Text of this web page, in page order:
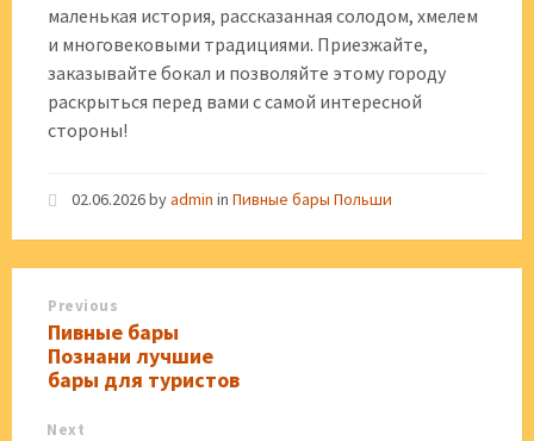
маленькая история, рассказанная солодом, хмелем
и многовековыми традициями. Приезжайте,
заказывайте бокал и позволяйте этому городу
раскрыться перед вами с самой интересной
стороны!
02.06.2026byadmin in Пивные бары Польши
Previous
Пивные бары
Познани лучшие
бары для туристов
Next